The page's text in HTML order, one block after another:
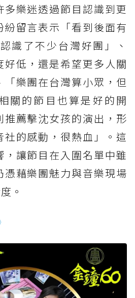
樂迷透過節目認識到更
留言表示「看到後面有
識了不少台灣好團」、
好低，還是希望更多人關
樂團在台灣算小眾，但
關的節目也算是好的開
薦擊沈女孩的演出，形
的感動，很熱血」。這
讓節目在入圍名單中雖
憑藉樂團魅力與音樂現場
。